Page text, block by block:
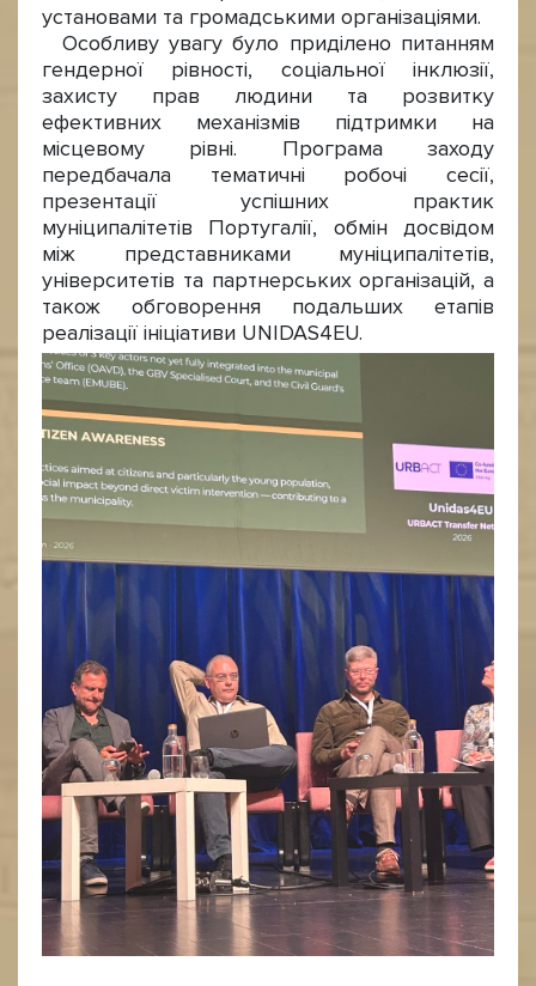
установами та громадськими організаціями.
Особливу увагу було приділено питанням
гендерної рівності, соціальної інклюзії,
захисту прав людини та розвитку
ефективних механізмів підтримки на
місцевому рівні. Програма заходу
передбачала тематичні робочі сесії,
презентації успішних практик
муніципалітетів Португалії, обмін досвідом
між представниками муніципалітетів,
університетів та партнерських організацій, а
також обговорення подальших етапів
реалізації ініціативи UNIDAS4EU.